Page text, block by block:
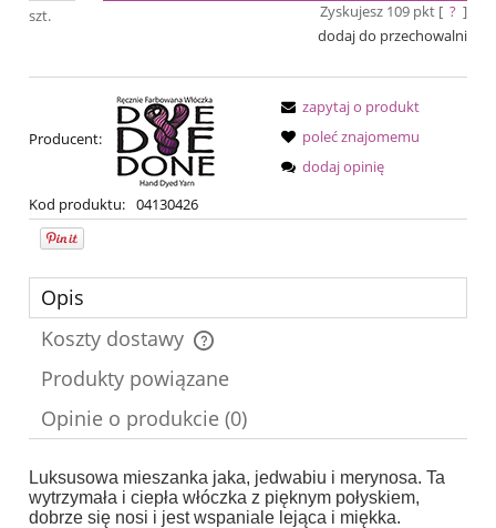
szt. Zyskujesz 109pkt [ ? ]
dodaj do przechowalni
Producent:
Kod produktu: 04130426
zapytaj o produkt
poleć znajomemu
dodaj opinię
Opis
Koszty dostawy
Cena nie zawiera ewentualnych kosztów płatności
Produkty powiązane
Opinie o produkcie (0)
Luksusowa mieszanka jaka, jedwabiu i merynosa. Ta
wytrzymała i ciepła włóczka z pięknym połyskiem,
dobrze się nosi i jest wspaniale lejąca i miękka.